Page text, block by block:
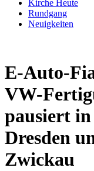
Kirche Heute
Rundgang
Neuigkeiten
E-Auto-
VW-
pausiert in
Dresden
Zwickau